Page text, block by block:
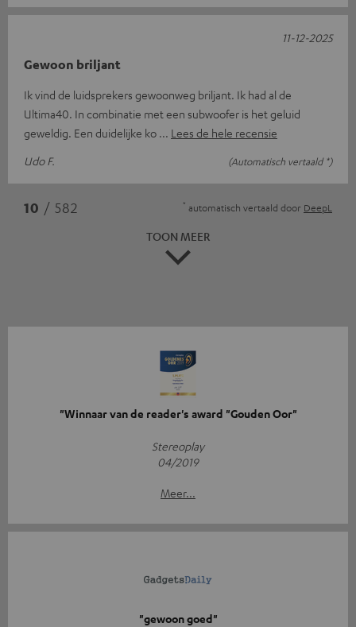
Gewoon briljant
Ik vind de luidsprekers gewoonweg briljant. Ik had al de
Ultima40. In combinatie met een subwoofer is het geluid
geweldig. Een duidelijke ko
Lees de hele recensie
Udo F.
(Automatisch vertaald *)
11-12-2025
10 / 582 * automatisch vertaald door DeepL
TOON MEER
"Winnaar van de reader's award "Gouden Oor"
Stereoplay
04/2019
Meer...
"gewoon goed"